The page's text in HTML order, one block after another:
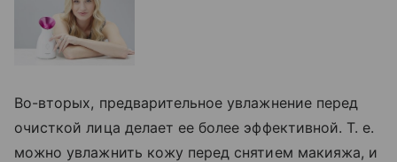
Во-вторых, предварительное увлажнение перед
очисткой лица делает ее более эффективной. Т. e.
можно увлажнить кожу перед снятием макияжа, и